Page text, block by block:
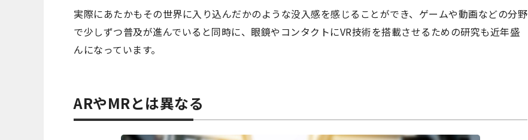
実際にあたかもその世界に入り込んだかのような没入感を感じることができ、ゲームや動画などの分野
で少しずつ普及が進んでいると同時に、眼鏡やコンタクトにVR技術を搭載させるための研究も近年盛
んになっています。
ARやMRとは異なる